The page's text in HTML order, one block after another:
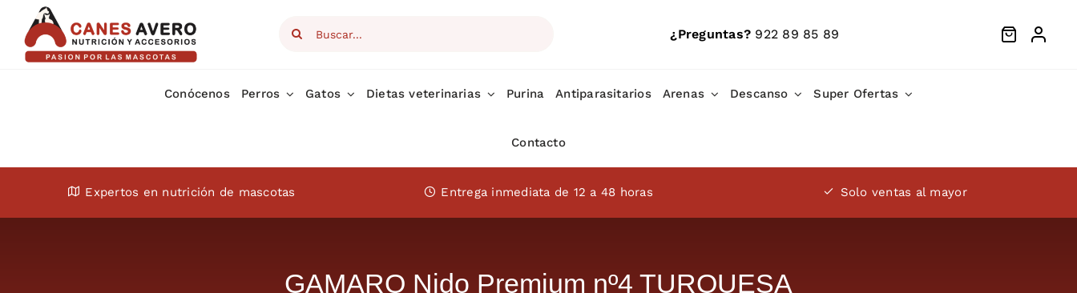
content
Search
¿Preguntas? 922 89 85 89
Conócenos Perros Gatos Dietas veterinarias Purina Antiparasitarios Arenas Descanso Super Ofertas
Contacto
Expertos en nutrición de mascotas Entrega inmediata de 12 a 48 horas Solo ventas al mayor
GAMARQ Nido Premium nº4 TURQUESA